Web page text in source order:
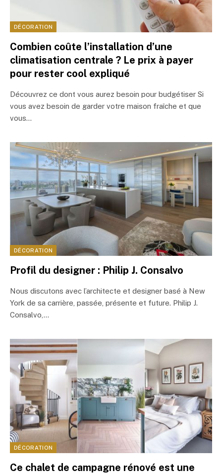
DÉCORATION
Combien coûte l’installation d’une
climatisation centrale ? Le prix à payer
pour rester cool expliqué
Découvrez ce dont vous aurez besoin pour budgétiser Si
vous avez besoin de garder votre maison fraîche et que
vous…
DÉCORATION
Profil du designer : Philip J. Consalvo
Nous discutons avec l’architecte et designer basé à New
York de sa carrière, passée, présente et future. Philip J.
Consalvo,…
DÉCORATION
Ce chalet de campagne rénové est une